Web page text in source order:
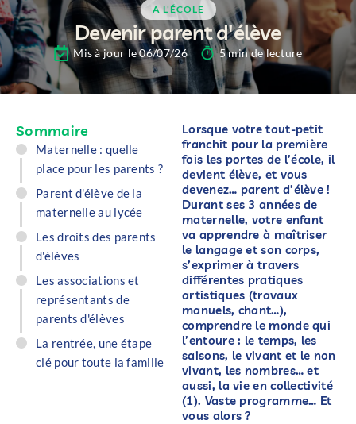
A L'ÉCOLE
Devenir parent d'élève
Mis à jour le 06/07/26 5 min de lecture
Sommaire
Maternelle : quelle
place pour les parents ?
Parent d'élève de la
maternelle au lycée
Les droits des parents
d'élèves
Les associations et
représentants de
parents d'élèves
La rentrée, une étape
clé pour toute la famille
Lorsque votre tout-petit
franchit pour la première
fois les portes de l’école, il
devient élève, et vous
devenez… parent d’élève !
Durant ses 3 années de
maternelle, votre enfant
va apprendre à maîtriser
le langage et son corps,
s’exprimer à travers
différentes pratiques
artistiques (travaux
manuels, chant…),
comprendre le monde qui
l’entoure : le temps, les
saisons, le vivant et le non
vivant, les nombres… et
aussi, la vie en collectivité
(1). Vaste programme… Et
vous alors ?